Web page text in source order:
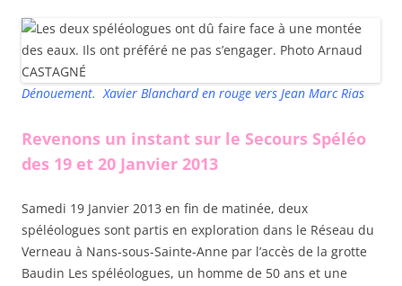
Dénouement. Xavier Blanchard en rouge vers Jean Marc Rias
Revenons un instant sur le Secours Spéléo
des 19 et 20 Janvier 2013
Samedi 19 Janvier 2013 en fin de matinée, deux
spéléologues sont partis en exploration dans le Réseau du
Verneau à Nans-sous-Sainte-Anne par l’accès de la grotte
Baudin Les spéléologues, un homme de 50 ans et une